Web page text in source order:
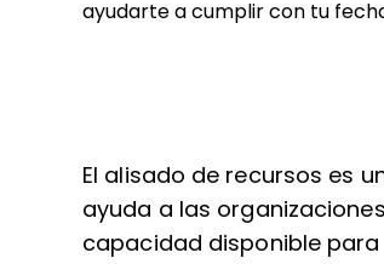
ayudarte a cumplir con tu
El alisado de recursos es
ayuda a las
capacidad disponible